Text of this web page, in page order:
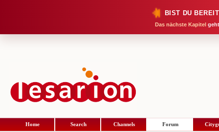
BIST DU
Das nächste Kapitel
Home Search Channels Forum